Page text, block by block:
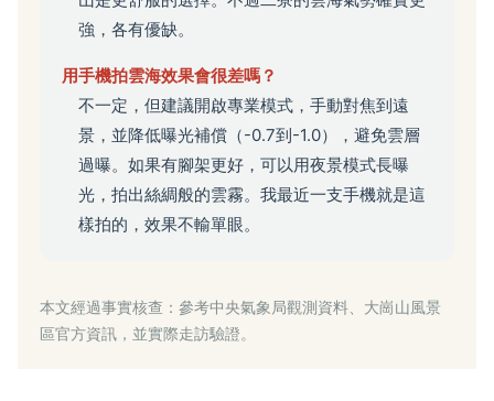
強，各有優缺。
用手機拍雲海效果會很差嗎？
不一定，但建議開啟專業模式，手動對焦到遠
景，並降低曝光補償（-0.7到-1.0），避免雲層
過曝。如果有腳架更好，可以用夜景模式長曝
光，拍出絲綢般的雲霧。我最近一支手機就是這
樣拍的，效果不輸單眼。
本文經過事實核查：參考中央氣象局觀測資料、大崗山風景
區官方資訊，並實際走訪驗證。